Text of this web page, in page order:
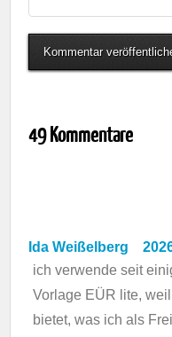
49 Kommentare
Ida Weißelberg
ich verwende seit
Vorlage EÜR lite,
bietet, was ich als